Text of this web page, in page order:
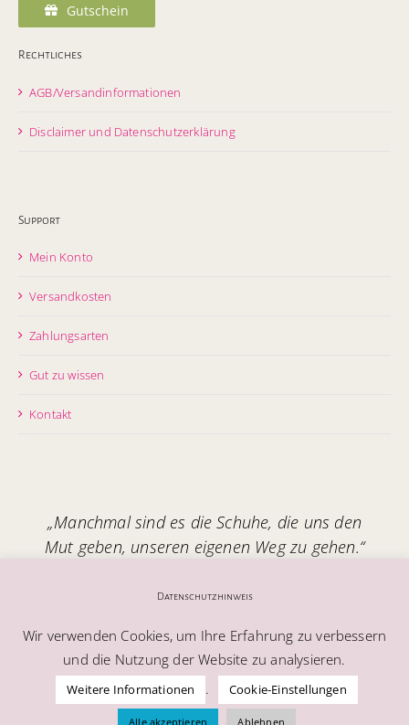
Gutschein
Rechtliches
AGB/Versandinformationen
Disclaimer und Datenschutzerklärung
Support
Mein Konto
Versandkosten
Zahlungsarten
Gut zu wissen
Kontakt
„Manchmal sind es die Schuhe, die uns den
Mut geben, unseren eigenen Weg zu gehen.“
Handgefertigt in Italien – mit Seele.
© Alle Rechte vorbehalten | Melablu AG
Datenschutzhinweis
Wir verwenden Cookies, um Ihre Erfahrung zu verbessern
und die Nutzung der Website zu analysieren.
Weitere Informationen . Cookie-Einstellungen
Alle akzeptieren Ablehnen